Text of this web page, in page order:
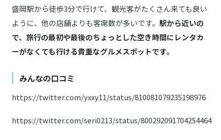
盛岡駅から徒歩3分で行けて、観光客がたくさん来ても良い
ように、他の店舗よりも客席数が多いです。 駅から近いの
で、旅行の最初や最後のちょっとした空き時間にレンタカ
ーがなくても行ける貴重なグルメスポットです。
みんなの口コミ
https://twitter.com/yxxy11/status/810081079235198976
https://twitter.com/seri0213/status/800292091704254464